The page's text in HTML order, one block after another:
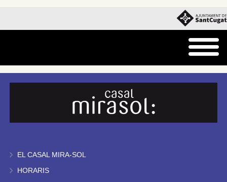
EL CASAL MIRA-SOL
HORARIS